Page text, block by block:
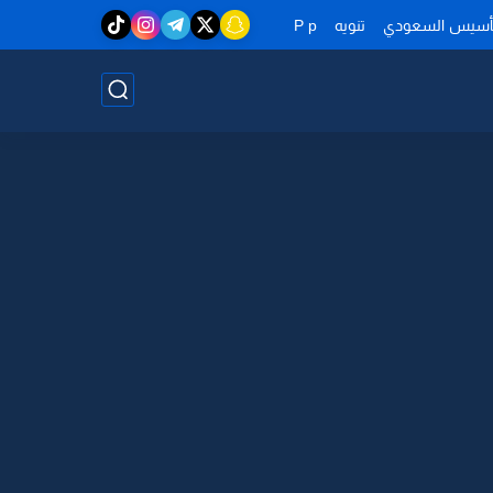
السعودي تنويه P p